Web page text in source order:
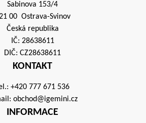
Sabinova 153/4
00 Ostrava-Svinov
Česká republika
IČ: 28638611
DIČ: CZ28638611
KONTAKT
+420 777 671 536
obchod@igemini.cz
INFORMACE